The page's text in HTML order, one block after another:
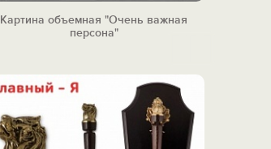
Картина объемная "Очень важная
персона"